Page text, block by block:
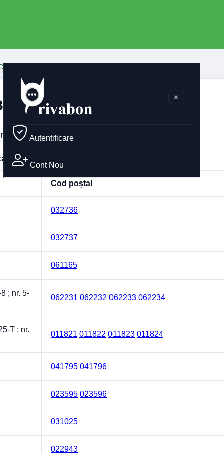
✕
Autentificare
Cont Nou
Poștale B
poștale pentruBucuresti
– Bucuresti
Cod poștal
032736
032737
061165
; nr. 5-
062231 062232 062233 062234
T ; nr.
011821 011822 011823 011824
041795 041796
023595 023596
031025
022943